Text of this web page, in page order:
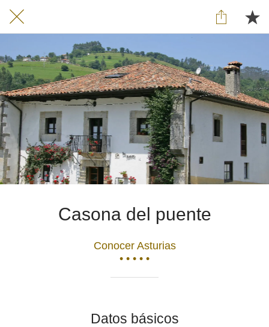
Casona del puente
Conocer Asturias
• • • • •
Datos básicos